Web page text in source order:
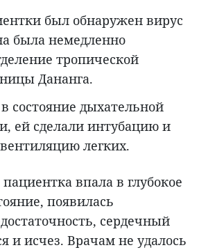
был обнаружен вирус
была немедленно
тропической
Дананга.
состояние дыхательной
ей сделали интубацию и
легких.
пациентка впала в глубокое
появилась
сердечный
и исчез. Врачам не удалось